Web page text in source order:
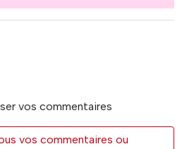
vos commentaires
vos commentaires ou